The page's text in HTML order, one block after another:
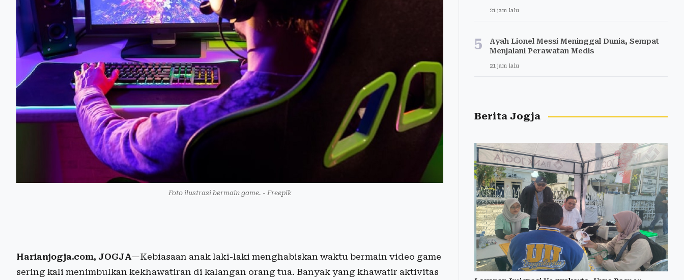
Foto ilustrasi bermain game. - Freepik
Harianjogja.com, JOGJA—Kebiasaan anak laki-laki menghabiskan waktu bermain video game
sering kali menimbulkan kekhawatiran di kalangan orang tua. Banyak yang khawatir aktivitas
21 jam lalu
5
Ayah Lionel Messi Meninggal Dunia, Sempat
Menjalani Perawatan Medis
21 jam lalu
Berita Jogja